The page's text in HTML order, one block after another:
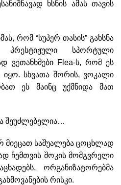
ხსნის ამას თავის
რომ “სუპერ თასის” გახსნა
სპორტული
ვეთანხმები Flea-ს, რომ ეს
იყო. სხვათა შორის, ვოკალი
ეს მაინც უქმნიდა მათ
შეუძლებელია…
მიეცათ საშუალება ცოცხლად
ჩემთვის შოკის მომგვრელი
ორგანიზატორებმა
რისკი.